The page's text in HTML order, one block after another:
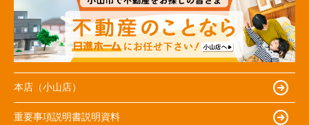
本店（小山店）
重要事項説明書説明資料